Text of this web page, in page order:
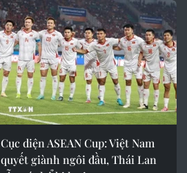
Cục diện ASEAN Cup: Việt Nam
quyết giành ngôi đầu, Thái Lan